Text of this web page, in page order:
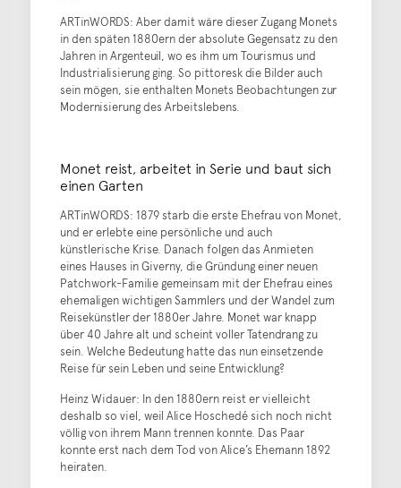
ARTinWORDS: Aber damit wäre dieser Zugang Monets
in den späten 1880ern der absolute Gegensatz zu den
Jahren in Argenteuil, wo es ihm um Tourismus und
Industrialisierung ging. So pittoresk die Bilder auch
sein mögen, sie enthalten Monets Beobachtungen zur
Modernisierung des Arbeitslebens.
Monet reist, arbeitet in Serie und baut sich
einen Garten
ARTinWORDS: 1879 starb die erste Ehefrau von Monet,
und er erlebte eine persönliche und auch
künstlerische Krise. Danach folgen das Anmieten
eines Hauses in Giverny, die Gründung einer neuen
Patchwork-Familie gemeinsam mit der Ehefrau eines
ehemaligen wichtigen Sammlers und der Wandel zum
Reisekünstler der 1880er Jahre. Monet war knapp
über 40 Jahre alt und scheint voller Tatendrang zu
sein. Welche Bedeutung hatte das nun einsetzende
Reise für sein Leben und seine Entwicklung?
Heinz Widauer: In den 1880ern reist er vielleicht
deshalb so viel, weil Alice Hoschedé sich noch nicht
völlig von ihrem Mann trennen konnte. Das Paar
konnte erst nach dem Tod von Alice’s Ehemann 1892
heiraten.